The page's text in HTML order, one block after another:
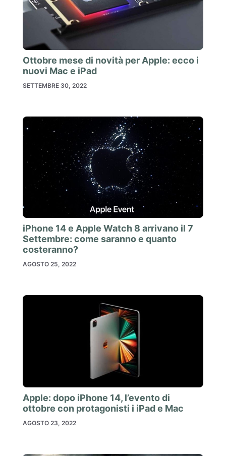
Ottobre mese di novità per Apple: ecco i
nuovi Mac e iPad
SETTEMBRE 30, 2022
iPhone 14 e Apple Watch 8 arrivano il 7
Settembre: come saranno e quanto
costeranno?
AGOSTO 25, 2022
Apple: dopo iPhone 14, l’evento di
ottobre con protagonisti i iPad e Mac
AGOSTO 23, 2022